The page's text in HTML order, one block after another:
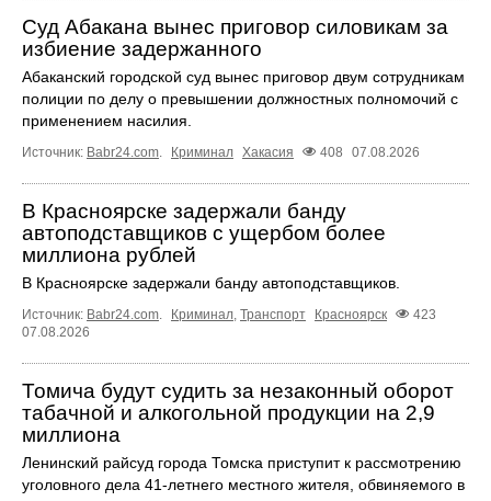
Суд Абакана вынес приговор силовикам за
избиение задержанного
Абаканский городской суд вынес приговор двум сотрудникам
полиции по делу о превышении должностных полномочий с
применением насилия.
Источник: Babr24.com. Криминал Хакасия 408 07.08.2026
В Красноярске задержали банду
автоподставщиков с ущербом более
миллиона рублей
В Красноярске задержали банду автоподставщиков.
Источник: Babr24.com. Криминал, Транспорт Красноярск
423
07.08.2026
Томича будут судить за незаконный оборот
табачной и алкогольной продукции на 2,9
миллиона
Ленинский райсуд города Томска приступит к рассмотрению
уголовного дела 41-летнего местного жителя, обвиняемого в